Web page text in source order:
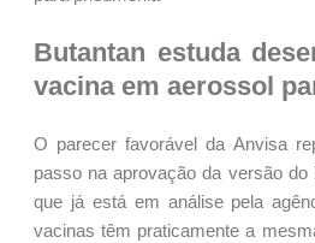
Butantan estuda
vacina em aerossol
O parecer favorável da Anvisa
passo na aprovação da versão do
que já está em análise pela
vacinas têm praticamente a